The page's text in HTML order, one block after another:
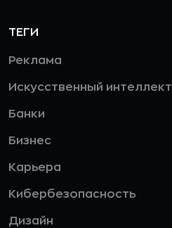
ТЕГИ
Реклама
Искусственный интеллект
Банки
Бизнес
Карьера
Кибербезопасность
Дизайн